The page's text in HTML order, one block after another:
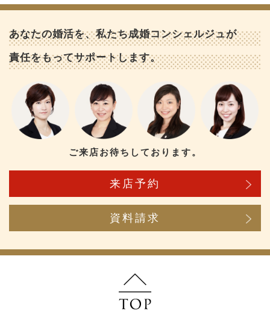
あなたの婚活を、私たち成婚コンシェルジュが
責任をもってサポートします。
ご来店お待ちしております。
来店予約
資料請求